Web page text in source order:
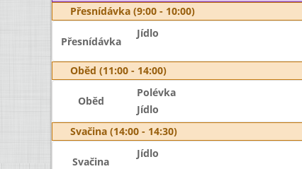
Přesnídávka (9:00 - 10:00)
Přesnídávka
Jídlo
Oběd (11:00 - 14:00)
Oběd
Polévka
Jídlo
Svačina (14:00 - 14:30)
Svačina
Jídlo